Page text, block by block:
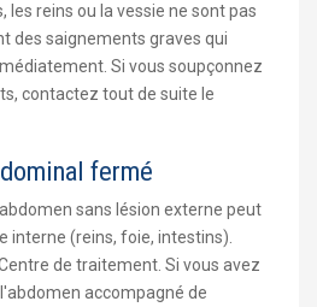
les reins ou la vessie ne sont pas
des saignements graves qui
Si vous soupçonnez
contactez tout de suite le
fermé
sans lésion externe peut
interne (reins, foie, intestins).
de traitement. Si vous avez
accompagné de